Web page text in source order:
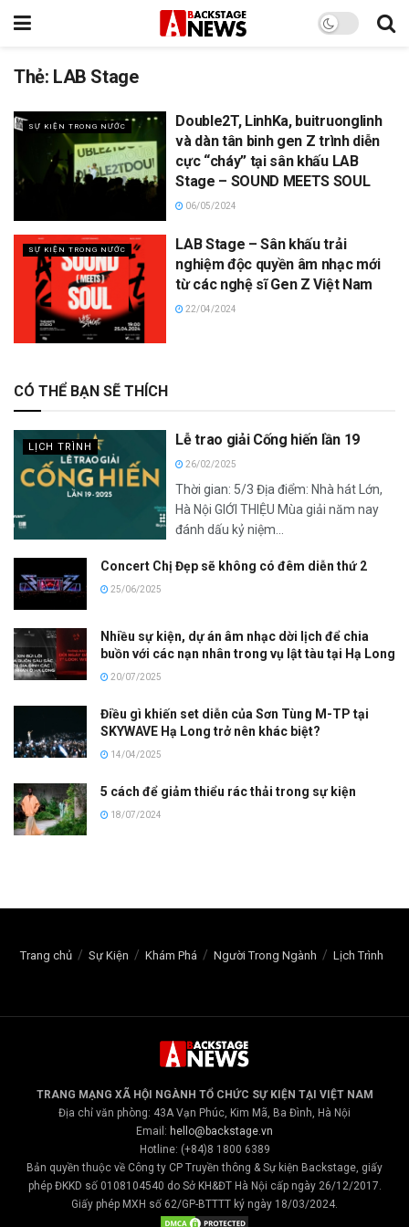
Thẻ: LAB Stage
SỰ KIỆN TRONG NƯỚC
Double2T, LinhKa, buitruonglinh
và dàn tân binh gen Z trình diễn
cực “cháy” tại sân khấu LAB
Stage – SOUND MEETS SOUL
06/05/2024
SỰ KIỆN TRONG NƯỚC
LAB Stage – Sân khấu trải
nghiệm độc quyền âm nhạc mới
từ các nghệ sĩ Gen Z Việt Nam
22/04/2024
CÓ THỂ BẠN SẼ THÍCH
LỊCH TRÌNH Lễ trao giải Cống hiến lần 19
26/02/2025
Thời gian: 5/3 Địa điểm: Nhà hát Lớn,
Hà Nội GIỚI THIỆU Mùa giải năm nay
đánh dấu kỷ niệm...
Concert Chị Đẹp sẽ không có đêm diễn thứ 2
25/06/2025
Nhiều sự kiện, dự án âm nhạc dời lịch để chia
buồn với các nạn nhân trong vụ lật tàu tại Hạ Long
20/07/2025
Điều gì khiến set diễn của Sơn Tùng M-TP tại
SKYWAVE Hạ Long trở nên khác biệt?
14/04/2025
5 cách để giảm thiểu rác thải trong sự kiện
18/07/2024
Trang chủ Sự Kiện Khám Phá Người Trong Ngành Lịch Trình
TRANG MẠNG XÃ HỘI NGÀNH TỔ CHỨC SỰ KIỆN TẠI VIỆT NAM
Địa chỉ văn phòng: 43A Vạn Phúc, Kim Mã, Ba Đình, Hà Nội
Email: hello@backstage.vn
Hotline: (+84)8 1800 6389
Bản quyền thuộc về Công ty CP Truyền thông & Sự kiện Backstage, giấy
phép ĐKKD số 0108104540 do Sở KH&ĐT Hà Nội cấp ngày 26/12/2017.
Giấy phép MXH số 62/GP-BTTTT ký ngày 18/03/2024.